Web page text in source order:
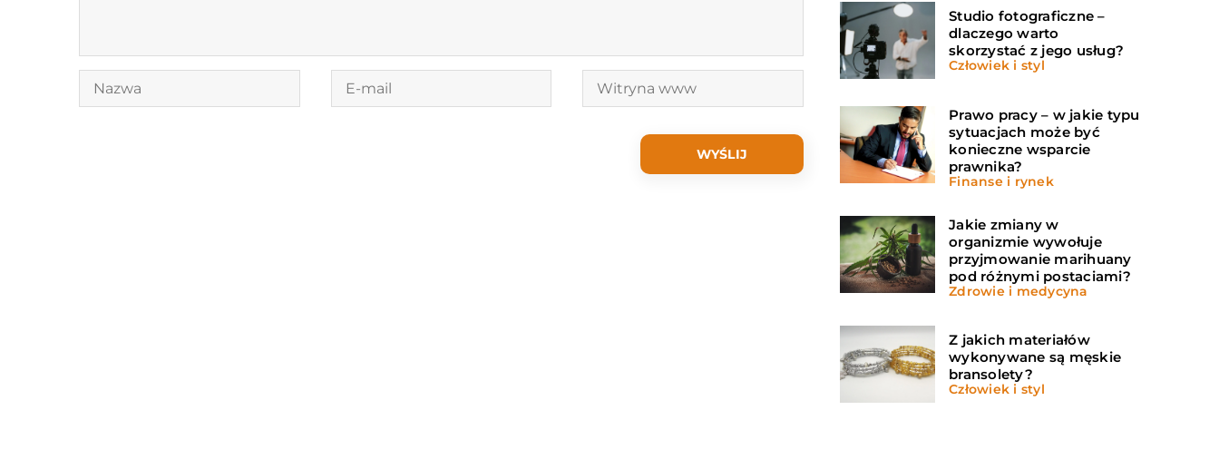
Studio fotograficzne –
dlaczego warto
skorzystać z jego usług?
Człowiek i styl
Prawo pracy – w jakie typu
sytuacjach może być
konieczne wsparcie
prawnika?
Finanse i rynek
Jakie zmiany w
organizmie wywołuje
przyjmowanie marihuany
pod różnymi postaciami?
Zdrowie i medycyna
Z jakich materiałów
wykonywane są męskie
bransolety?
Człowiek i styl